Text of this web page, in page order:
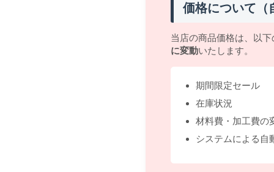
価格について（
当店の商品価格は、以
に変動いたします。
期間限定セール
在庫状況
材料費・加工費の
システムによる自